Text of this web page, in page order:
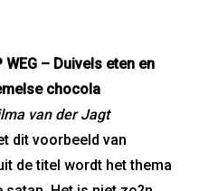
WEG – Duivels eten en
chocola
van der Jagt
dit voorbeeld van
de titel wordt het thema